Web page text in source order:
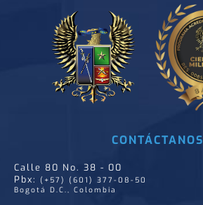
CONTÁCTANOS
Calle 80 No. 38 - 00
Pbx:
(+57) (601) 377-08-50
Bogotá D.C., Colombia